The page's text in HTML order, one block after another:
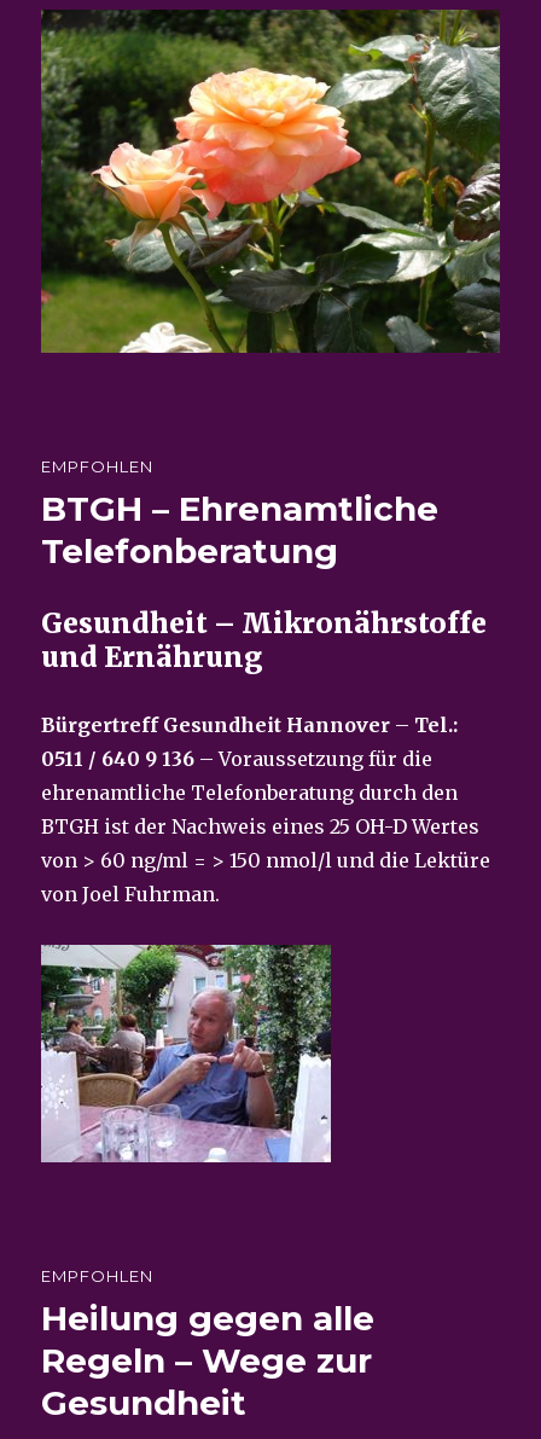
EMPFOHLEN
BTGH – Ehrenamtliche
Telefonberatung
Gesundheit – Mikronährstoffe
und Ernährung
Bürgertreff Gesundheit Hannover – Tel.:
0511 / 640 9 136 – Voraussetzung für die
ehrenamtliche Telefonberatung durch den
BTGH ist der Nachweis eines 25 OH-D Wertes
von > 60 ng/ml = > 150 nmol/l und die Lektüre
von Joel Fuhrman.
EMPFOHLEN
Heilung gegen alle
Regeln – Wege zur
Gesundheit